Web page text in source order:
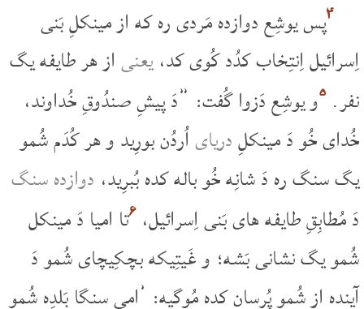
۴پس یوشِع دوازده مَردی ره که از مینکلِ بَنی
اِسرائیل اِنتِخاب کدُد کُوی کد،یعنیاز هر طایفه یگ
نفر. ۵و یوشِع دَزوا گُفت: ”دَ پیشِ صندُوقِ خُداوند،
خُدای خُو دَ مینکلِدریایاُردُن بورِید و هر کُدَم شُمو
یگ سنگ ره دَ شانِه خُو باله کده بُبرِید، دوازده سنگ
دَ مُطابِقِ طایفه های بَنی اِسرائیل،۶تا امیا دَ مینکل
شُمو یگ نشانی بَشه؛ و غَیتِیکه بچکِیچای شُمو دَ
آینده از شُمو پُرسان کده مُوگیه: ’امی سنگا بَلدِه شُمو